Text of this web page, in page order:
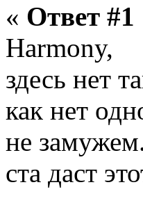
« Ответ #1
Harmony,
здесь нет
как нет
не
ста даст